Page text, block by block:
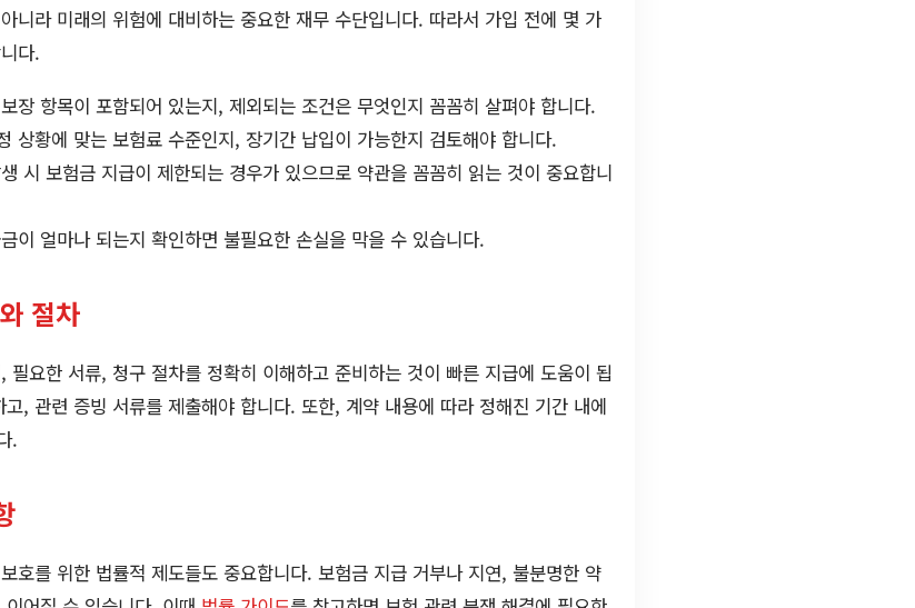
니라 미래의 위험에 대비하는 중요한 재무 수단입니다. 따라서 가입 전에 몇 가
다.
장 항목이 포함되어 있는지, 제외되는 조건은 무엇인지 꼼꼼히 살펴야 합니다.
상황에 맞는 보험료 수준인지, 장기간 납입이 가능한지 검토해야 합니다.
시 보험금 지급이 제한되는 경우가 있으므로 약관을 꼼꼼히 읽는 것이 중요합니
이 얼마나 되는지 확인하면 불필요한 손실을 막을 수 있습니다.
절차
요한 서류, 청구 절차를 정확히 이해하고 준비하는 것이 빠른 지급에 도움이 됩
, 관련 증빙 서류를 제출해야 합니다. 또한, 계약 내용에 따라 정해진 기간 내에
.
호를 위한 법률적 제도들도 중요합니다. 보험금 지급 거부나 지연, 불분명한 약